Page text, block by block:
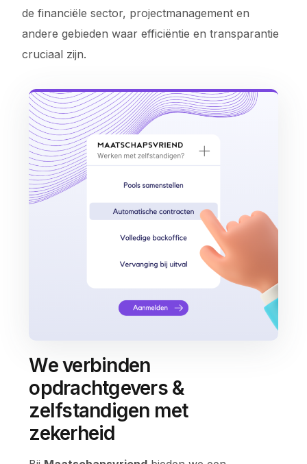
de financiële sector, projectmanagement en
andere gebieden waar efficiëntie en transparantie
cruciaal zijn.
We verbinden
opdrachtgevers &
zelfstandigen met
zekerheid